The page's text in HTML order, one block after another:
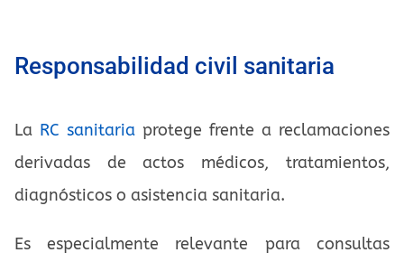
Responsabilidad civil sanitaria
La RC sanitariaprotege frente a reclamaciones
derivadas de actos médicos, tratamientos,
diagnósticos o asistencia sanitaria.
Es especialmente relevante para consultas